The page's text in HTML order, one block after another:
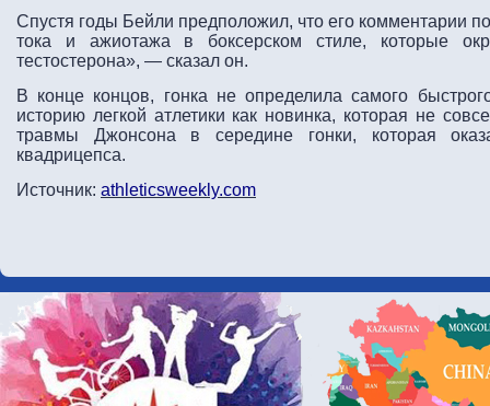
Спустя годы Бейли предположил, что его комментарии
тока и ажиотажа в боксерском стиле, которые
тестостерона», — сказал он.
В конце концов, гонка не определила самого
историю легкой атлетики как новинка, которая не
травмы Джонсона в середине гонки, которая
квадрицепса.
Источник: athleticsweekly.com